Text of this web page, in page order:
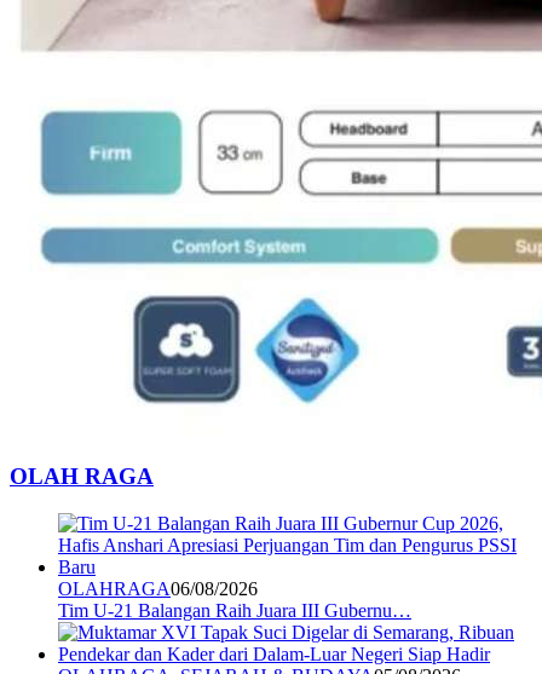
OLAH RAGA
OLAHRAGA06/08/2026
Tim U-21 Balangan Raih Juara III Gubernu…